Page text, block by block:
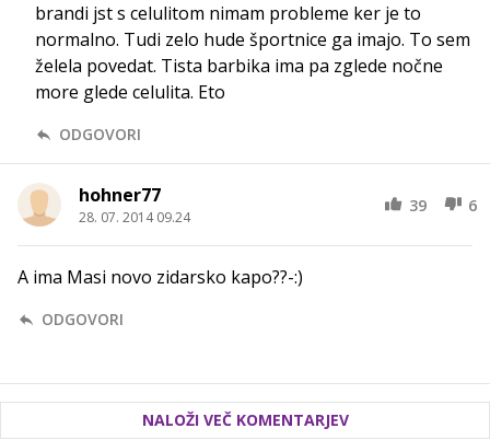
brandi jst s celulitom nimam probleme ker je to
normalno. Tudi zelo hude športnice ga imajo. To sem
želela povedat. Tista barbika ima pa zglede nočne
more glede celulita. Eto
ODGOVORI
hohner77
28. 07. 2014 09.24
39 6
A ima Masi novo zidarsko kapo??-:)
ODGOVORI
NALOŽI VEČ KOMENTARJEV